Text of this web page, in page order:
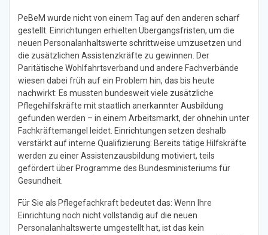
PeBeM wurde nicht von einem Tag auf den anderen scharf
gestellt. Einrichtungen erhielten Übergangsfristen, um die
neuen Personalanhaltswerte schrittweise umzusetzen und
die zusätzlichen Assistenzkräfte zu gewinnen. Der
Paritätische Wohlfahrtsverband und andere Fachverbände
wiesen dabei früh auf ein Problem hin, das bis heute
nachwirkt: Es mussten bundesweit viele zusätzliche
Pflegehilfskräfte mit staatlich anerkannter Ausbildung
gefunden werden – in einem Arbeitsmarkt, der ohnehin unter
Fachkräftemangel leidet. Einrichtungen setzen deshalb
verstärkt auf interne Qualifizierung: Bereits tätige Hilfskräfte
werden zu einer Assistenzausbildung motiviert, teils
gefördert über Programme des Bundesministeriums für
Gesundheit.
Für Sie als Pflegefachkraft bedeutet das: Wenn Ihre
Einrichtung noch nicht vollständig auf die neuen
Personalanhaltswerte umgestellt hat, ist das kein